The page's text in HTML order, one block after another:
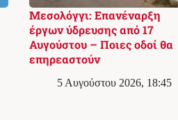
Μεσολόγγι: Επανέναρξη
έργων ύδρευσης από 17
Αυγούστου – Ποιες οδοί θα
επηρεαστούν
5 Αυγούστου 2026, 18:45